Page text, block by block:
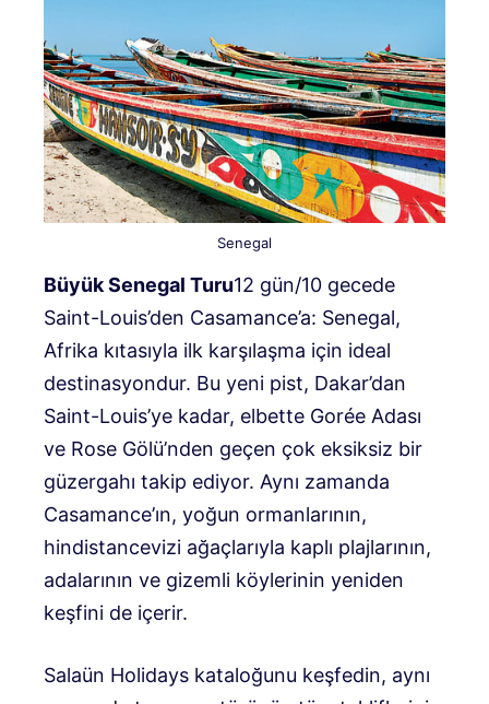
Senegal
Büyük Senegal Turu12 gün/10 gecede
Saint-Louis’den Casamance’a: Senegal,
Afrika kıtasıyla ilk karşılaşma için ideal
destinasyondur. Bu yeni pist, Dakar’dan
Saint-Louis’ye kadar, elbette Gorée Adası
ve Rose Gölü’nden geçen çok eksiksiz bir
güzergahı takip ediyor. Aynı zamanda
Casamance’ın, yoğun ormanlarının,
hindistancevizi ağaçlarıyla kaplı plajlarının,
adalarının ve gizemli köylerinin yeniden
keşfini de içerir.
Salaün Holidays kataloğunu keşfedin, aynı